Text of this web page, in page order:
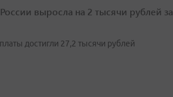
выросла на 2 тысячи рублей за
достигли 27,2 тысячи рублей